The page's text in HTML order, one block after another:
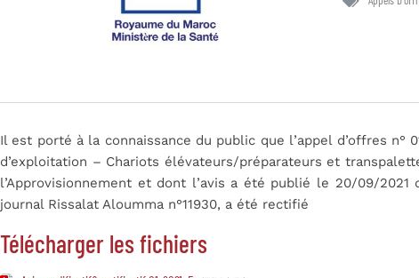
Il est porté à la connaissance du public que l’appel d’offres n°
d’exploitation – Chariots élévateurs/préparateurs et
l’Approvisionnement et dont l’avis a été publié le 20/09/2021
journal Rissalat Aloumma n°11930, a été rectifié
Télécharger les fichiers